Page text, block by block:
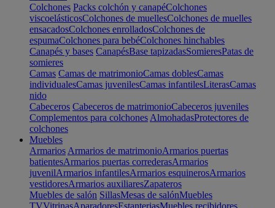
Colchones Packs colchón y canapéColchones
viscoelásticosColchones de muellesColchones de muelles
ensacadosColchones enrolladosColchones de
espumaColchones para bebéColchones hinchables
Canapés y bases CanapésBase tapizadasSomieresPatas de
somieres
Camas Camas de matrimonioCamas doblesCamas
individualesCamas juvenilesCamas infantilesLiterasCamas
nido
Cabeceros Cabeceros de matrimonioCabeceros juveniles
Complementos para colchones AlmohadasProtectores de
colchones
Muebles
Armarios Armarios de matrimonioArmarios puertas
batientesArmarios puertas correderasArmarios
juvenilArmarios infantilesArmarios esquinerosArmarios
vestidoresArmarios auxiliaresZapateros
Muebles de salón SillasMesas de salónMuebles
TVVitrinasAparadoresEstanteriasMuebles recibidores